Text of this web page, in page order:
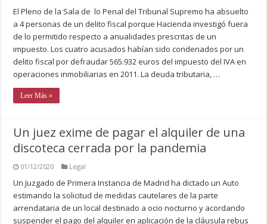
El Pleno de la Sala de lo Penal del Tribunal Supremo ha absuelto
a 4 personas de un delito fiscal porque Hacienda investigó fuera
de lo permitido respecto a anualidades prescritas de un
impuesto. Los cuatro acusados habían sido condenados por un
delito fiscal por defraudar 565.932 euros del impuesto del IVA en
operaciones inmobiliarias en 2011. La deuda tributaria, …
Leer Más »
Un juez exime de pagar el alquiler de una
discoteca cerrada por la pandemia
01/12/2020 Legal
Un Juzgado de Primera Instancia de Madrid ha dictado un Auto
estimando la solicitud de medidas cautelares de la parte
arrendataria de un local destinado a ocio nocturno y acordando
suspender el pago del alquiler en aplicación de la cláusula rebus